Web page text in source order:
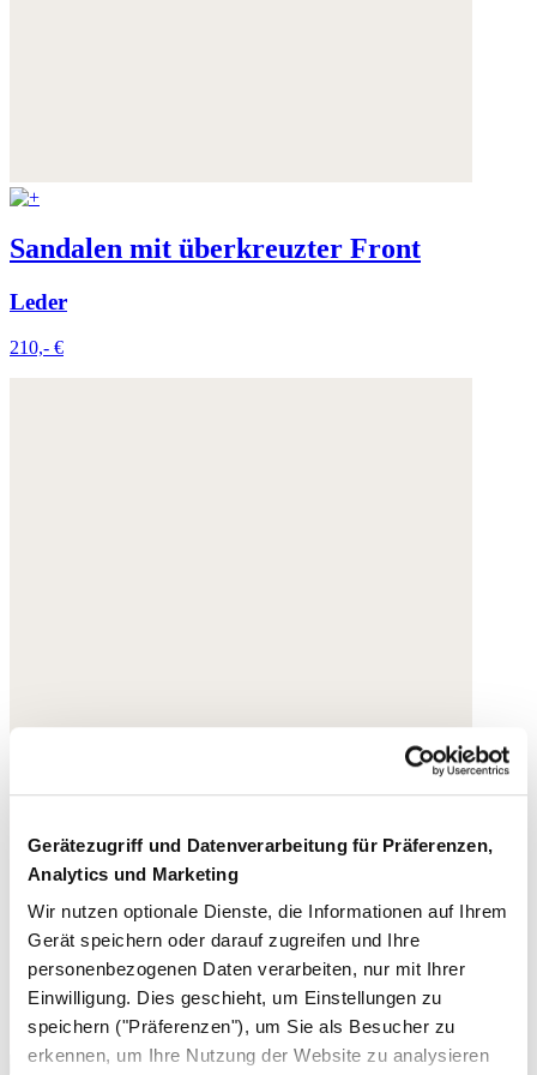
Gerätezugriff und Datenverarbeitung für Präferenzen,
Analytics und Marketing
Wir nutzen optionale Dienste, die Informationen auf Ihrem
Gerät speichern oder darauf zugreifen und Ihre
personenbezogenen Daten verarbeiten, nur mit Ihrer
Einwilligung. Dies geschieht, um Einstellungen zu
speichern ("Präferenzen"), um Sie als Besucher zu
erkennen, um Ihre Nutzung der Website zu analysieren
Sandalen mit überkreuzter Front
Leder
210,- €